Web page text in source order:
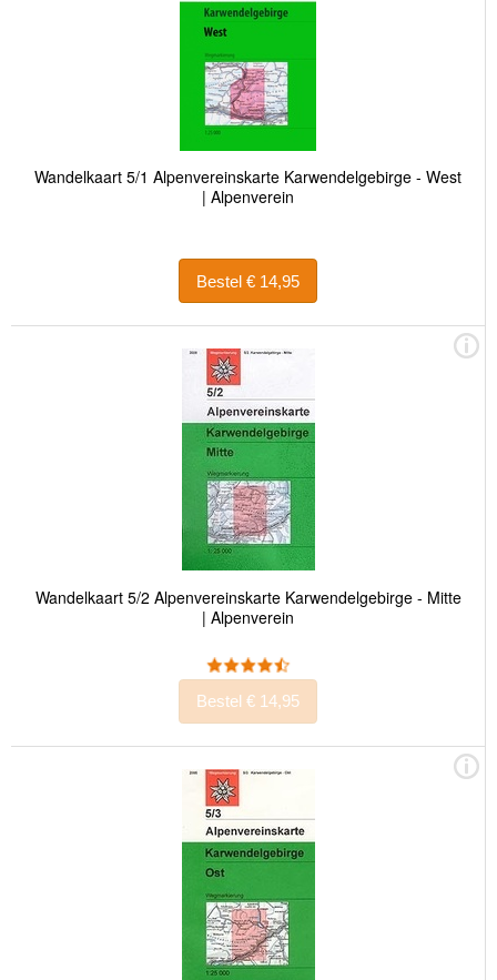
Wandelkaart 5/1 Alpenvereinskarte Karwendelgebirge - West
| Alpenverein
Bestel € 14,95
Wandelkaart 5/2 Alpenvereinskarte Karwendelgebirge - Mitte
| Alpenverein
Bestel € 14,95